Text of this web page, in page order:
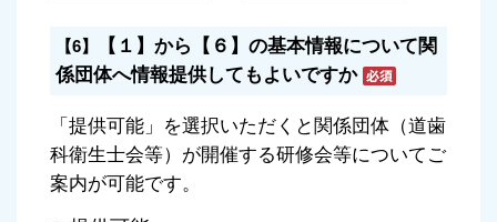
【6】
【１】から【６】の基本情報について関
係団体へ情報提供してもよいですか
「提供可能」を選択いただくと関係団体（道歯
科衛生士会等）が開催する研修会等についてご
案内が可能です。